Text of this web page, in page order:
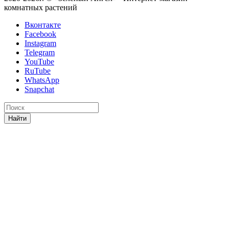
комнатных растений
Вконтакте
Facebook
Instagram
Telegram
YouTube
RuTube
WhatsApp
Snapchat
Найти